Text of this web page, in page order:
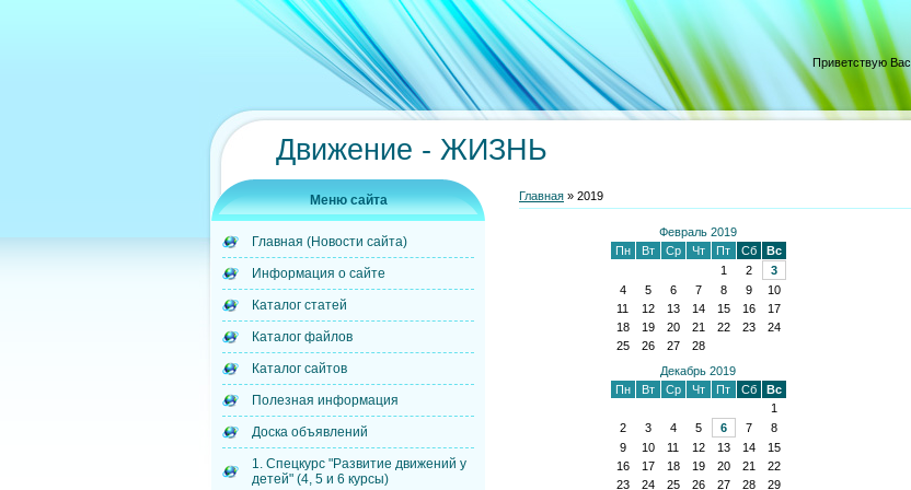
Приветствую Вас
Движение - ЖИЗНЬ
Меню сайта
Главная (Новости сайта)
Информация о сайте
Каталог статей
Каталог файлов
Каталог сайтов
Полезная информация
Доска объявлений
1. Спецкурс "Развитие движений у
детей" (4, 5 и 6 курсы)
Главная » 2019
Февраль 2019
Пн
Вт Ср Чт Пт Сб
Вс
1
2
3
4
5 6 7 8 9
10
11
12 13 14 15 16
17
18
19 20 21 22 23
24
25
26 27 28
Декабрь 2019
Пн
Вт Ср Чт Пт Сб
Вс
1
2
3 4 5 6 7
8
9
10 11 12 13 14
15
16
17 18 19 20 21
22
23
24 25 26 27 28
29